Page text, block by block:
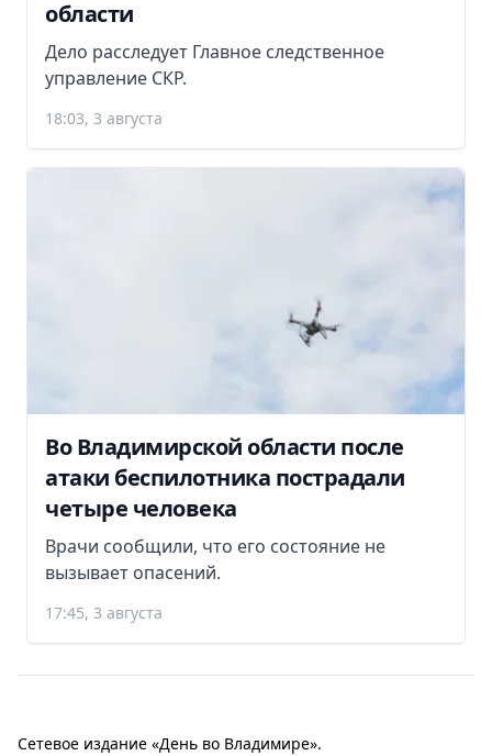
области
Дело расследует Главное следственное
управление СКР.
18:03, 3 августа
Во Владимирской области после
атаки беспилотника пострадали
четыре человека
Врачи сообщили, что его состояние не
вызывает опасений.
17:45, 3 августа
Сетевое издание «День во Владимире».